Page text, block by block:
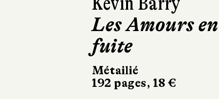
Les Amours en
fuite
Métailié
192 pages, 18 €
Le Désastre de
la maison des
notables
10/18